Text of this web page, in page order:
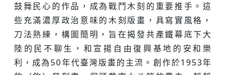
鼓舞民心的作品，成為戰鬥木刻的重要推手。這
些充滿濃厚政治意味的木刻版畫，具寫實風格，
刀法熟練，構圖簡明，旨在揭發共產鐵幕底下大
陸的民不聊生，和宣揚自由復興基地的安和樂
利，成為50年代臺灣版畫的主流。創作於1953年